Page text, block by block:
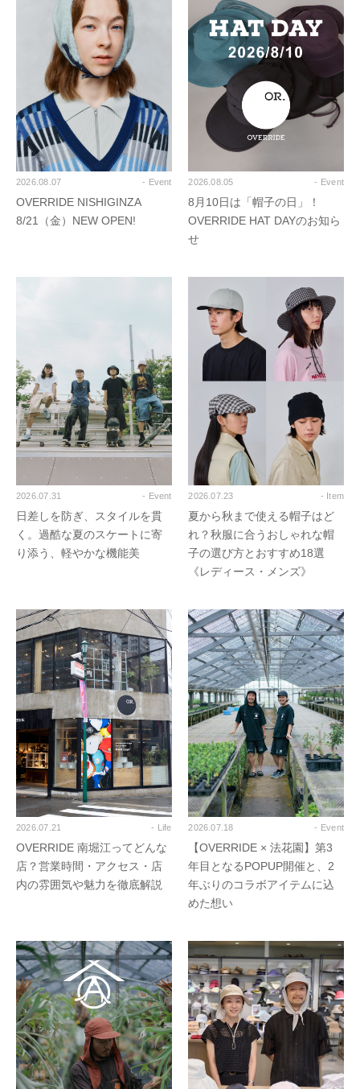
2026.08.07 - Event
OVERRIDE NISHIGINZA
8/21（金）NEW OPEN!
2026.08.05 - Event
8月10日は「帽子の日」！
OVERRIDE HAT DAYのお知ら
せ
2026.07.31 - Event
日差しを防ぎ、スタイルを貫
く。過酷な夏のスケートに寄
り添う、軽やかな機能美
2026.07.23 - Item
夏から秋まで使える帽子はど
れ？秋服に合うおしゃれな帽
子の選び方とおすすめ18選
《レディース・メンズ》
2026.07.21 - Life
OVERRIDE 南堀江ってどんな
店？営業時間・アクセス・店
内の雰囲気や魅力を徹底解説
2026.07.18 - Event
【OVERRIDE × 法花園】第3
年目となるPOPUP開催と、2
年ぶりのコラボアイテムに込
めた想い